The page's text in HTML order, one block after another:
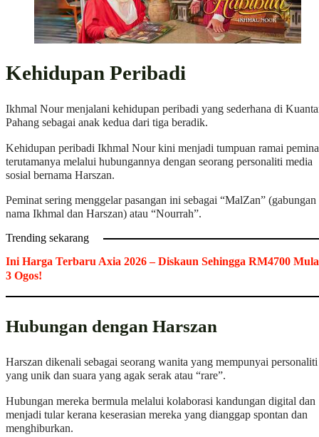
Kehidupan Peribadi
Ikhmal Nour menjalani kehidupan peribadi yang sederhana di
Pahang sebagai anak kedua dari tiga beradik.
Kehidupan peribadi Ikhmal Nour kini menjadi tumpuan ramai
terutamanya melalui hubungannya dengan seorang personaliti media
sosial bernama Harszan.
Peminat sering menggelar pasangan ini sebagai “MalZan” (gabungan
nama Ikhmal dan Harszan) atau “Nourrah”.
Trending sekarang
Ini Harga Terbaru Axia 2026 – Diskaun Sehingga RM4700
3 Ogos!
Hubungan dengan Harszan
Harszan dikenali sebagai seorang wanita yang mempunyai personaliti
yang unik dan suara yang agak serak atau “rare”.
Hubungan mereka bermula melalui kolaborasi kandungan digital dan
menjadi tular kerana keserasian mereka yang dianggap spontan dan
menghiburkan.